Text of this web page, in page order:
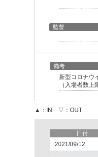
監督
備考
新型コロナウ
（入場者数
▲：IN ▽：OUT
日付
2021/09/12